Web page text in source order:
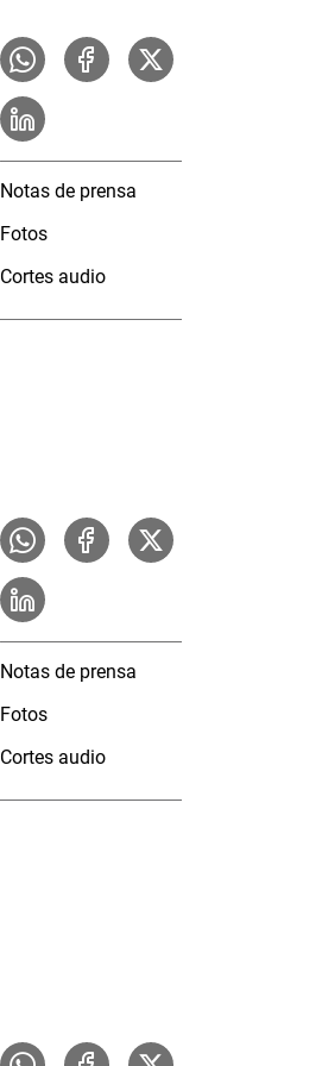
Notas de prensa
Fotos
Cortes audio
Notas de prensa
Fotos
Cortes audio